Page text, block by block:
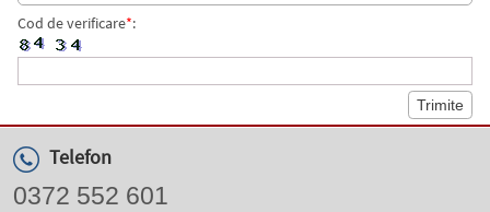
Cod de verificare*:
Telefon
0372 552 601